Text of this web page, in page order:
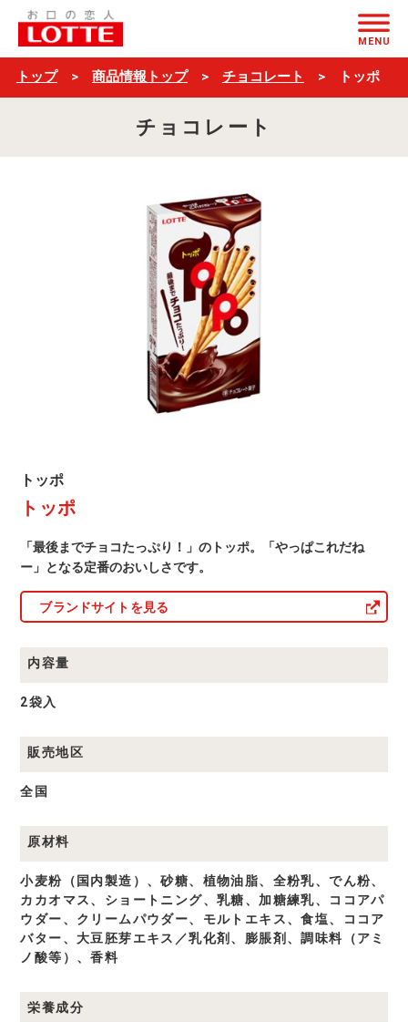
ト
ッ
ポ
MENU
トップ 商品情報トップ チョコレート トッポ
チョコレート
ト
ポ
品
一
覧
トッポ
トッポ
「最後までチョコたっぷり！」のトッポ。「やっぱこれだね
ー」となる定番のおいしさです。
ブランドサイトを見る
内容量
2袋入
販売地区
全国
原材料
小麦粉（国内製造）、砂糖、植物油脂、全粉乳、でん粉、
カカオマス、ショートニング、乳糖、加糖練乳、ココアパ
ウダー、クリームパウダー、モルトエキス、食塩、ココア
バター、大豆胚芽エキス／乳化剤、膨脹剤、調味料（アミ
ノ酸等）、香料
栄養成分